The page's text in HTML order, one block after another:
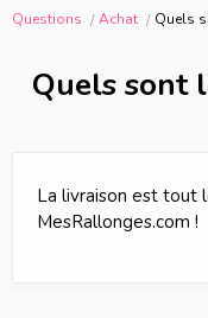
Questions Achat Quels
Quels sont
La livraison est tout
MesRallonges.com !